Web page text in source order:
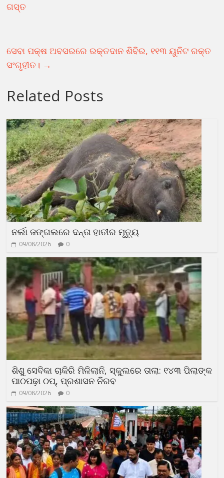
ଗସ୍ତ
ସେବା ପକ୍ଷ ଅବସରରେ ରକ୍ତଦାନ ଶିବିର, ୧୧୩ ୟୁନିଟ ରକ୍ତ
ସଂଗୃହୀତ। →
Related Posts
ନର୍ଲା ଜଙ୍ଗଲରେ ଦନ୍ତା ହାତୀର ମୃତ୍ୟୁ
09/08/2026 0
ଶିଶୁ ସେବିକା ଚାକିରି ମିଳିଲାନି, ସ୍କୁଲରେ ତାଲା: ୧୪୩ ପିଲାଙ୍କ
ପାଠପଢ଼ା ଠପ୍, ପ୍ରଶାସନ ନିରବ
09/08/2026 0